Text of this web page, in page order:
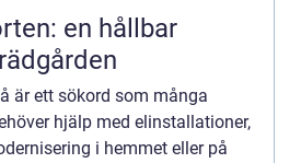
en hållbar
är ett sökord som många
hjälp med elinstallationer,
i hemmet eller på